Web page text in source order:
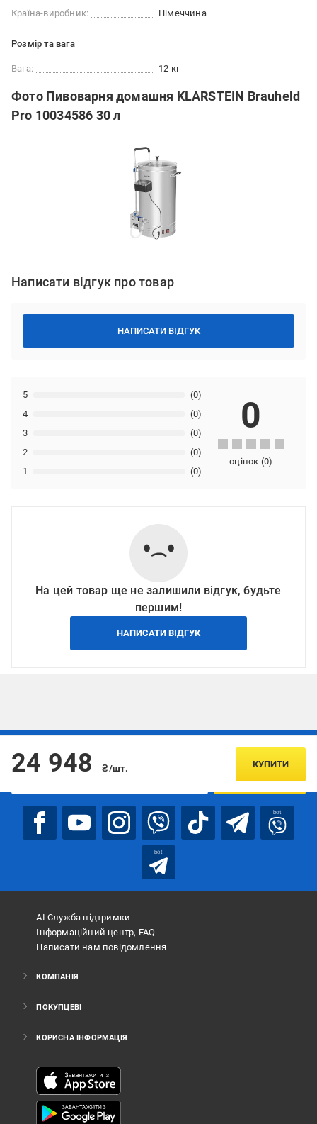
Країна-виробник:
Німеччина
Розмір та вага
Вага: 12 кг
Фото Пивоварня домашня KLARSTEIN Brauheld
Pro 10034586 30 л
Написати відгук про товар
НАПИСАТИ ВІДГУК
1 (0)
2 (0)
3 (0)
4 (0)
5 (0)
0
оцінок (0)
На цей товар ще не залишили відгук, будьте
першим!
НАПИСАТИ ВІДГУК
24 948 ₴/шт. КУПИТИ
Підписуйтесь, щоб дізнаватись першим про акції та пропозиції
ПІДПИСАТИСЯ
bot
bot
АІ Служба підтримки
Інформаційний центр, FAQ
Написати нам повідомлення
КОМПАНІЯ
ПОКУПЦЕВІ
КОРИСНА ІНФОРМАЦІЯ